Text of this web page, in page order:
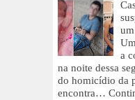
a
na noite dessa
do homicídio da
encontra…